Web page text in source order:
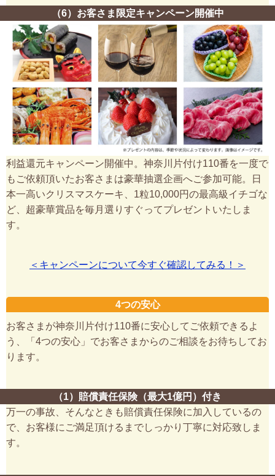
（6）お客さま限定キャンペーン開催中
利益還元キャンペーン開催中。神奈川片付け110番を一度で
もご依頼頂いたお客さまは豪華抽選企画へご参加可能。日
本一高いクリスマスケーキ、1粒10,000円の最高級イチゴな
ど、超豪華賞品を毎月選りすぐってプレゼントいたしま
す。
＜キャンペーンについて今すぐ確認してみる！＞
4つの安心
お客さまが神奈川片付け110番に安心してご依頼できるよ
う、「4つの安心」でお客さまからのご相談をお待ちしてお
ります。
（1）賠償責任保険（最大1億円）付き
万一の事故、そんなときも賠償責任保険に加入しているの
で、お客様にご満足頂けるまでしっかり丁寧に対応致しま
す。